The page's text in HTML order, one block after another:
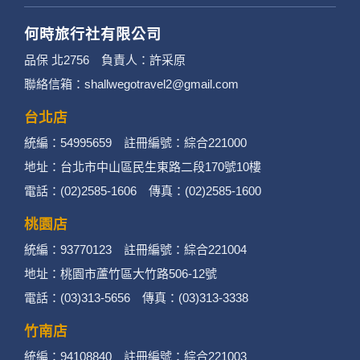
何時旅行社有限公司
品保 北2756 負責人：許采原
聯絡信箱：shallwegotravel2@gmail.com
台北店
統編：54995659 註冊編號：綜合221000
地址：台北市中山區民生東路二段170號10樓
電話：(02)2585-1606 傳真：(02)2585-1600
桃園店
統編：93770123 註冊編號：綜合221004
地址：桃園市蘆竹區大竹路506-12號
電話：(03)313-5656 傳真：(03)313-3338
竹南店
統編：94108840 註冊編號：綜合221003